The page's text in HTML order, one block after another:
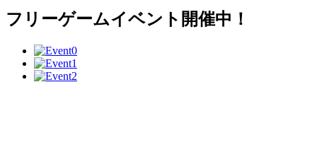
フリーゲームイベント開催中！